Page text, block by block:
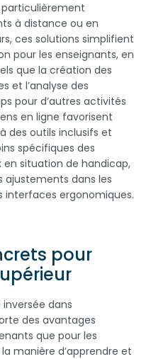
à distance ou en
ces solutions simplifient
pour les enseignants, en
que la création des
et l’analyse des
pour d’autres activités
en ligne favorisent
des outils inclusifs et
spécifiques des
situation de handicap,
ajustements dans les
interfaces ergonomiques.
pour
dans
des avantages
que pour les
manière d’apprendre et